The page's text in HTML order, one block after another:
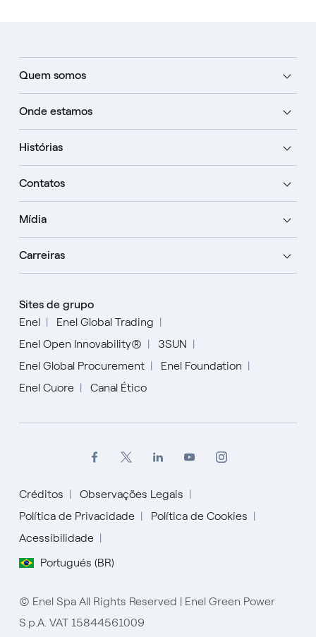
Quem somos
Onde estamos
Histórias
Contatos
Mídia
Carreiras
Sites de grupo
Enel
Enel Global Trading
Enel Open Innovability®
3SUN
Enel Global Procurement
Enel Foundation
Enel Cuore
Canal Ético
Créditos
Observações Legais
Política de Privacidade
Política de Cookies
Acessibilidade
Portugués (BR)
English
Español
Italiano
Portugués (BR)
© Enel Spa All Rights Reserved | Enel Green Power
S.p.A. VAT 15844561009